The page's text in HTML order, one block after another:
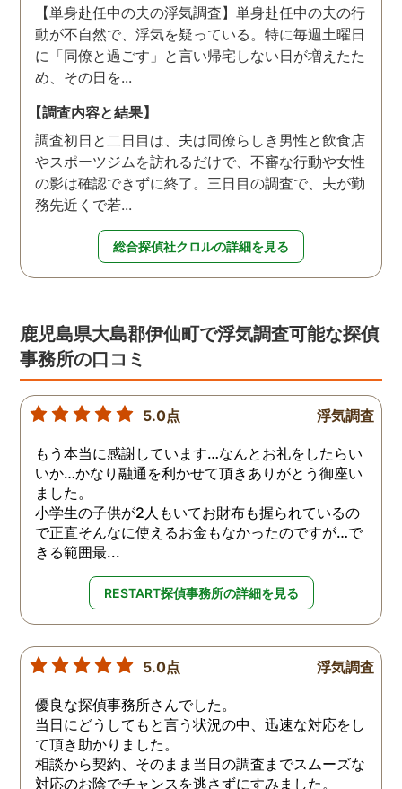
【単身赴任中の夫の浮気調査】単身赴任中の夫の行
動が不自然で、浮気を疑っている。特に毎週土曜日
に「同僚と過ごす」と言い帰宅しない日が増えたた
め、その日を...
【調査内容と結果】
調査初日と二日目は、夫は同僚らしき男性と飲食店
やスポーツジムを訪れるだけで、不審な行動や女性
の影は確認できずに終了。三日目の調査で、夫が勤
務先近くで若...
総合探偵社クロルの詳細を見る
鹿児島県大島郡伊仙町で浮気調査可能な探偵
事務所の口コミ
5.0点 浮気調査
もう本当に感謝しています…なんとお礼をしたらい
いか…かなり融通を利かせて頂きありがとう御座い
ました。
小学生の子供が2人もいてお財布も握られているの
で正直そんなに使えるお金もなかったのですが…で
きる範囲最...
RESTART探偵事務所の詳細を見る
5.0点 浮気調査
優良な探偵事務所さんでした。
当日にどうしてもと言う状況の中、迅速な対応をし
て頂き助かりました。
相談から契約、そのまま当日の調査までスムーズな
対応のお陰でチャンスを逃さずにすみました。